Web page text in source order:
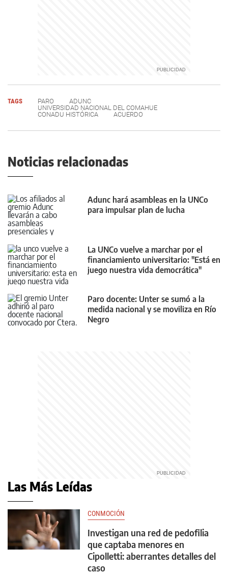
TAGS PARO
ADUNC
UNIVERSIDAD NACIONAL DEL COMAHUE
CONADU HISTÓRICA
ACUERDO
Noticias relacionadas
Adunc hará asambleas en la UNCo
para impulsar plan de lucha
La UNCo vuelve a marchar por el
financiamiento universitario: "Está en
juego nuestra vida democrática"
Paro docente: Unter se sumó a la
medida nacional y se moviliza en Río
Negro
Las Más Leídas
CONMOCIÓN
Investigan una red de pedofilia
que captaba menores en
Cipolletti: aberrantes detalles del
caso